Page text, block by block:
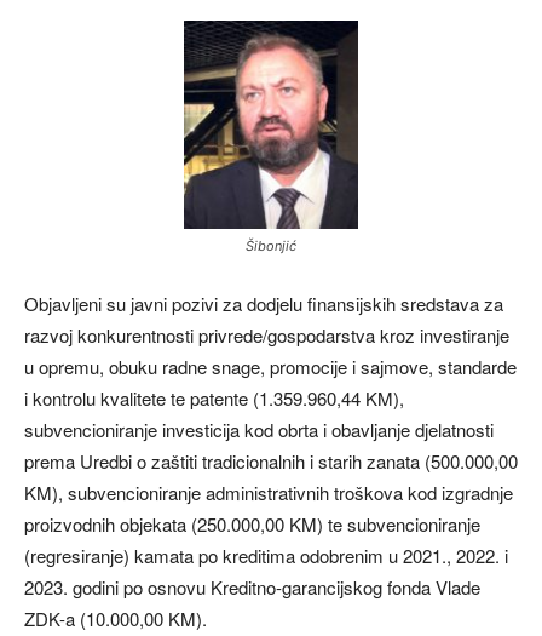
Šibonjić
Objavljeni su javni pozivi za dodjelu finansijskih sredstava za
razvoj konkurentnosti privrede/gospodarstva kroz investiranje
u opremu, obuku radne snage, promocije i sajmove, standarde
i kontrolu kvalitete te patente (1.359.960,44 KM),
subvencioniranje investicija kod obrta i obavljanje djelatnosti
prema Uredbi o zaštiti tradicionalnih i starih zanata (500.000,00
KM), subvencioniranje administrativnih troškova kod izgradnje
proizvodnih objekata (250.000,00 KM) te subvencioniranje
(regresiranje) kamata po kreditima odobrenim u 2021., 2022. i
2023. godini po osnovu Kreditno-garancijskog fonda Vlade
ZDK-a (10.000,00 KM).